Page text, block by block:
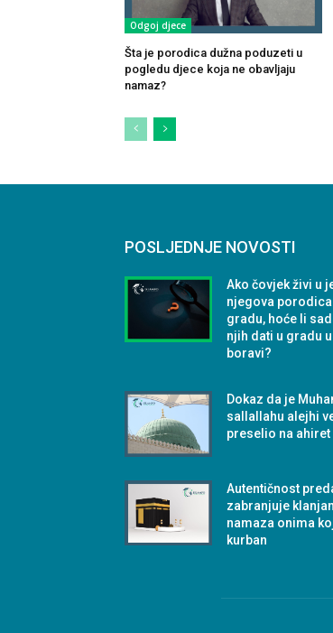
Odgoj djece
Šta je porodica dužna poduzeti u
pogledu djece koja ne obavljaju
namaz?
POSLJEDNJE NOVOSTI
Ako čovjek živi u
njegova
gradu, hoće li
njih dati u gradu
boravi?
Dokaz da je
sallallahu alejhi
preselio na ahiret
Autentičnost
zabranjuje
namaza onima
kurban